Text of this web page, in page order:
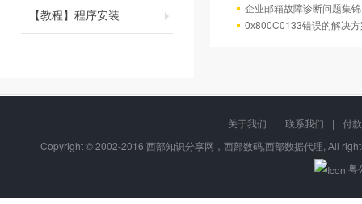
【教程】程序安装
企业邮箱故障诊断问题集锦
0x800C0133错误的解决
关于我们 | 联系我们 |
付
Copyright © 2002-2016 西部知识分享网，西部数码,西部数据代理, All
粤